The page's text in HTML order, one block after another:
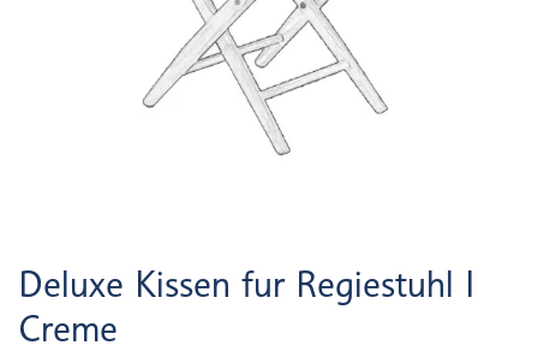
Deluxe Kissen fur Regiestuhl I
Creme